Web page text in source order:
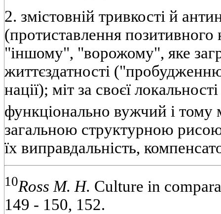
2. змістовній тривкості й
(протиставлення позитивного
"іншому", "ворожому", яке
життєздатності
нації); міт за своєї
функціонально вужчий і
загальною структурною
їх виправдальність,
10Ross М. Н. Culture in
149 - 150, 152.